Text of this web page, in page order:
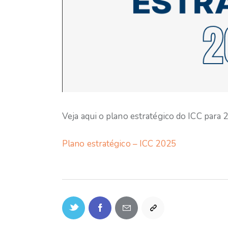
Veja aqui o plano estratégico do ICC para
Plano estratégico – ICC 2025